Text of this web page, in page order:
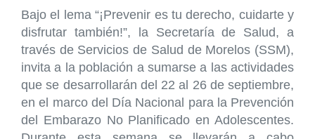
Bajo el lema “¡Prevenir es tu derecho, cuidarte y
disfrutar también!”, la Secretaría de Salud, a
través de Servicios de Salud de Morelos (SSM),
invita a la población a sumarse a las actividades
que se desarrollarán del 22 al 26 de septiembre,
en el marco del Día Nacional para la Prevención
del Embarazo No Planificado en Adolescentes.